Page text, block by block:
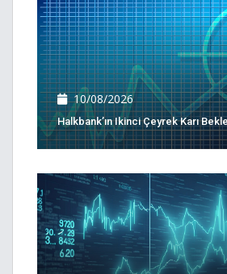
10/08/2026
Halkbank’ın Ikinci Çeyrek Karı